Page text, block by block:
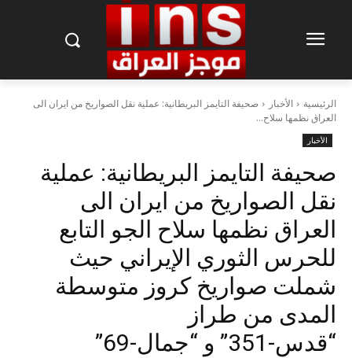
الرئيسية الأخبار
صحيفة التايمز البريطانية: عملية نقل الصواريخ من ايران الى
العراق نظمها سلاح...
الأخبار
صحيفة التايمز البريطانية: عملية
نقل الصواريخ من ايران الى
العراق نظمها سلاح الجو التابع
للحرس الثوري الإيراني حيث
شملت صواريخ كروز متوسطة
المدى من طراز
“قدس-351” و “جمال-69”